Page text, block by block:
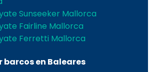
Sunseeker Mallorca
Fairline Mallorca
Ferretti Mallorca
barcos en Baleares